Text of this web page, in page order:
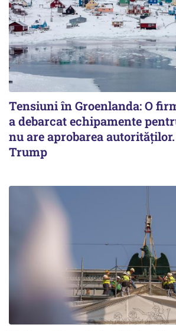
Tensiuni în Groenlanda: O
a debarcat echipamente
nu are aprobarea
Trump